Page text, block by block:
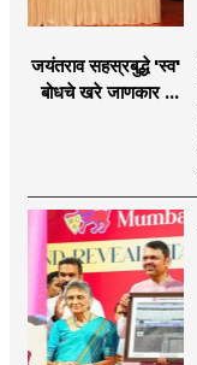
जयंतराव सहस्रबुद्धे 'स्व'
बोधचे खरे जाणकार :